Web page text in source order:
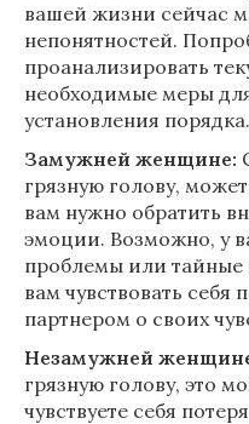
вашей жизни сейчас
непонятностей.
проанализировать
необходимые меры
установления порядка.
Замужней женщине:
грязную голову,
вам нужно обратить
эмоции. Возможно, у
проблемы или тайные
вам чувствовать себя
партнером о своих
Незамужней
грязную голову, это
чувствуете себя